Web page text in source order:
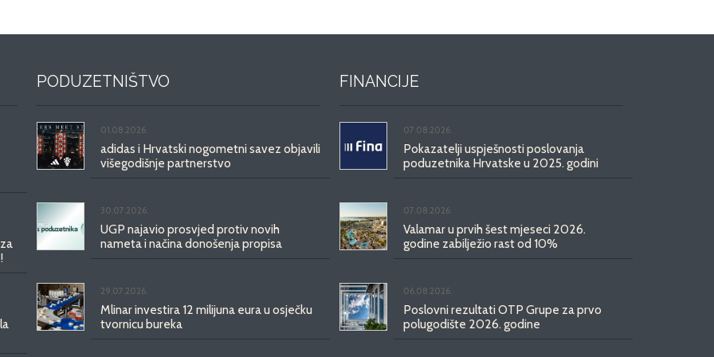
PODUZETNIŠTVO
01.08.2026.
adidas i Hrvatski nogometni savez objavili
višegodišnje partnerstvo
30.07.2026.
UGP najavio prosvjed protiv novih
nameta i načina donošenja propisa
29.07.2026.
Mlinar investira 12 milijuna eura u osječku
tvornicu bureka
FINANCIJE
07.08.2026.
Pokazatelji uspješnosti poslovanja
poduzetnika Hrvatske u 2025. godini
07.08.2026.
Valamar u prvih šest mjeseci 2026.
godine zabilježio rast od 10%
06.08.2026.
Poslovni rezultati OTP Grupe za prvo
polugodište 2026. godine